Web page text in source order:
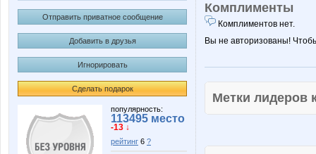
Отправить приватное сообщение
Добавить в друзья
Игнорировать
Сделать подарок
популярность:
113495 место
-13 ↓
рейтинг 6 ?
Комплименты
Комплиментов нет.
Вы не авторизованы!
Метки